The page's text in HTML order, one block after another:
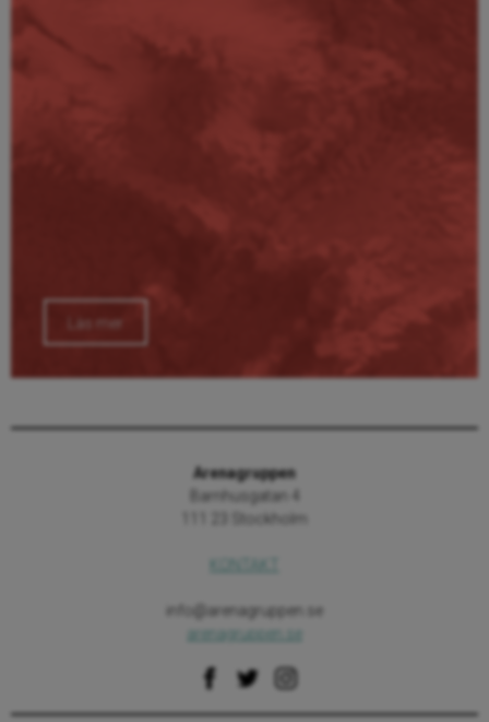
Läs mer
Arenagruppen
Barnhusgatan 4
111 23 Stockholm
info@arenagruppen.se
arenagruppen.se